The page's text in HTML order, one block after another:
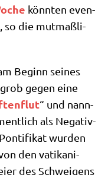
könn­ten even­
so die mut­maß­li­
Beginn sei­nes
gegen eine
“ und nann­
als Nega­tiv­
wur­den
den vati­ka­ni­
des Schwei­gens